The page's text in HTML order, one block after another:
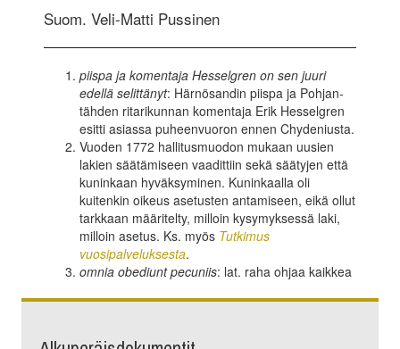
Suom. Veli-Matti Pussinen
piispa ja komentaja Hesselgren on sen juuri
edellä selittänyt: Härnösandin piispa ja Pohjan­
tähden ritarikunnan komentaja Erik Hesselgren
esitti asiassa puheenvuoron ennen Chyde­niusta.
Vuoden 1772 hallitusmuodon mukaan uusien
lakien säätämiseen vaadittiin sekä säätyjen että
kuninkaan hyväksyminen. Kuninkaalla oli
kuitenkin oikeus asetusten antamiseen, eikä ollut
tarkkaan määritelty, milloin kysymyksessä laki,
milloin asetus. Ks. myös Tutkimus
vuosipalveluksesta.
omnia obediunt pecuniis: lat. raha ohjaa kaikkea